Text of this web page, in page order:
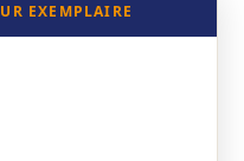
EXEMPLAIRE